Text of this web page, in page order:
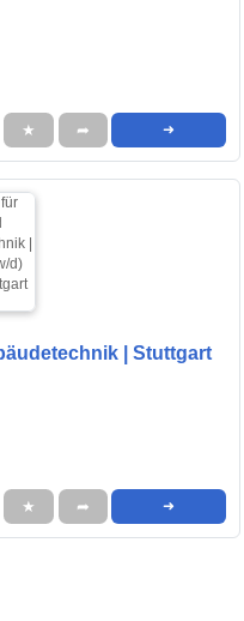
★ ➦ ➜
| Stuttgart
★ ➦ ➜